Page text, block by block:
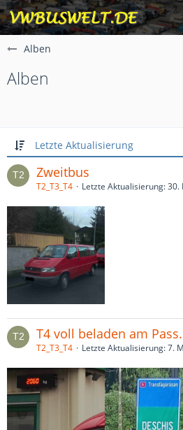
Alben
Alben
Letzte Aktualisierung
Zweitbus
T2_T3_T4 Letzte Aktualisierung:30.
T4 voll beladen am Pass.
T2_T3_T4 Letzte Aktualisierung:7.